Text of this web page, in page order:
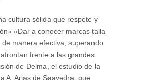
cultura sólida que respete y
«Dar a conocer marcas talla
de manera efectiva, superando
frente a las grandes
de Delma, el estudio de la
A. Arias de Saavedra, que